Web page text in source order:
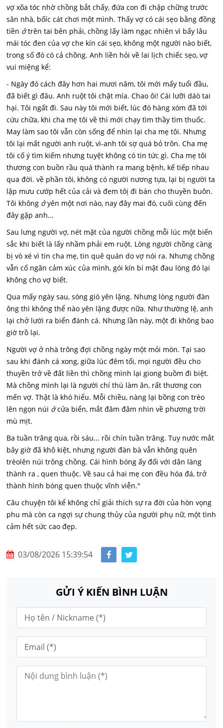
vợ xõa tóc nhờ chồng bắt chấy, đứa con đi chập chững trước
sân nhà, bốíc cát chơi một mình. Thấy vợ có cái sẹo bằng đồng
tiền ởtrên tai bên phải, chồng lấy làm ngạc nhiên vì bấy lâu
mái tóc đen của vợ che kín cái sẹo, không một người nào biết,
trong số đó có cả chồng. Anh liền hỏi về lai lịch chiếc sẹo, vợ
vui miệng kể:
- Ngày đó cách đây hơn hai mươi năm, tôi mới mấy tuổi đầu,
đã biết gì đâu. Anh ruột tôi chặt mía. Chao ôi! Cái lưỡi dáò tai
hại. Tôi ngất đi. Sau này tôi mới biết, lúc đó hàng xóm đã tới
cứu chữa, khi cha mẹ tôi về thì mới chạy tìm thầy tìm thuốc.
May làm sao tôi vẫn còn sống để nhìn lại cha mẹ tôi. Nhưng
tôi lại mất người anh ruột, vì-anh tôi sợ quá bỏ trôn. Cha mẹ
tôi cố ý tìm kiếm nhưng tuyệt không có tin tức gì. Cha mẹ tôi
thương con buồn rầu quá thành ra mang bệnh, kế tiếp nhau
qua đời. về phần tôi, không có người nương tựa, lại bị người ta
lập mưu cướp hết của cải và đem tôị đi bán cho thuyền buôn.
Tôi không ởyên một nơi nào, nay đây mai đó, cuôì cùng đến
đây gặp anh...
Sau lưng người vợ, nét mặt của người chồng mỗi lúc một biến
sắc khi biết là lấy nhầm phải em ruột. Lòng người chồng càng
bị vò xé vì tin cha mẹ, tin quê quán do vợ nói ra. Nhưng chồng
vẫn cố ngăn cảm xúc của mình, gói kín bí mật đau lòng đó lại
không cho vợ biết.
Qua mấy ngày sau, sóng gió yên lặng. Nhưng lòng người đàn
ông thì không thể nào yên lặng được nữa. Như thường lệ, anh
lại chở lưới ra biển đánh cá. Nhưng lần này, một đi không bao
giờ trồ lại.
Người vợ ở nhà trông đợi chồng ngày một mỏi mòn. Tại sao
sau khi đánh cá xong, giữa lúc đêm tối, mọi người đều cho
thuyền trở về đất liền thì chồng mình lại giong buồm đi biệt.
Mà chồng mình lại là người chí thú làm ăn, rất thương con
mến vợ. Thật là khó hiểu. Mỗi chiều, nàng lại bồng con trèo
lên ngọn núi ởcửa biển, mắt đăm đăm nhìn về phương trời
mù mịt.
Ba tuần trăng qua, rồi sáu... rồi chín tuần trăng. Tuy nước mắt
bây giờ đã khô kiệt, nhưng người đàn bà vẫn không quên
trèolên núi trông chồng. Cái hình bóng ấy đối với dân làng
thành ra , quen thuộc. Về sau cả hai mẹ con đều hóa đá, trở
thành hình bóng quen thuộc vĩnh viễn."
Câu chuyện tôi kể không chỉ giải thích sự ra đời của hòn vọng
phu mà còn ca ngợi sự chung thủy của người phụ nữ, một tình
cảm hết sức cao đẹp.
03/08/2026 15:39:54
GỬI Ý KIẾN BÌNH LUẬN